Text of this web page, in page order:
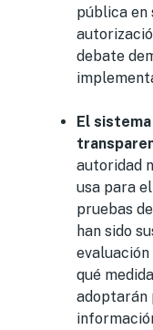
pública en
debate
El
autoridad
usa para
pruebas
han sido
qué
adoptarán